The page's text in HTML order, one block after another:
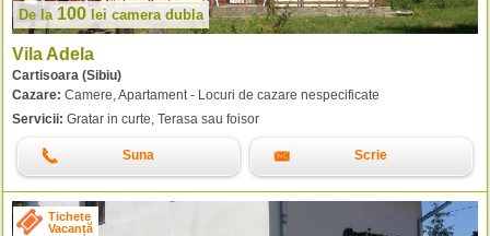
De la 100 lei camera dubla
Vila Adela
Cartisoara (Sibiu)
Cazare: Camere, Apartament - Locuri de cazare nespecificate
Servicii: Gratar in curte, Terasa sau foisor
Suna Scrie
Tichete
Vacanță